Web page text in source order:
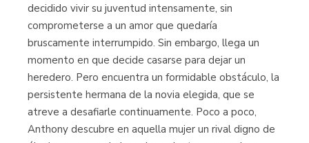
decidido vivir su juventud intensamente, sin
comprometerse a un amor que quedaría
bruscamente interrumpido. Sin embargo, llega un
momento en que decide casarse para dejar un
heredero. Pero encuentra un formidable obstáculo, la
persistente hermana de la novia elegida, que se
atreve a desafiarle continuamente. Poco a poco,
Anthony descubre en aquella mujer un rival digno de